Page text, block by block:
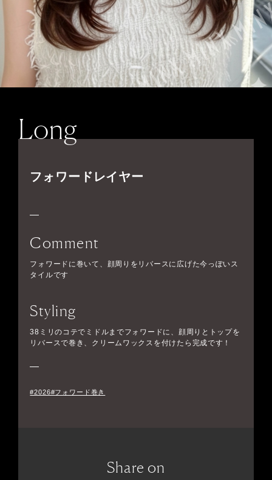
Long
フォワードレイヤー
Comment
フォワードに巻いて、顔周りをリバースに広げた今っぽいス
タイルです
Styling
38ミリのコテでミドルまでフォワードに、顔周りとトップを
リバースで巻き、クリームワックスを付けたら完成です！
#2026#フォワード巻き
Share on